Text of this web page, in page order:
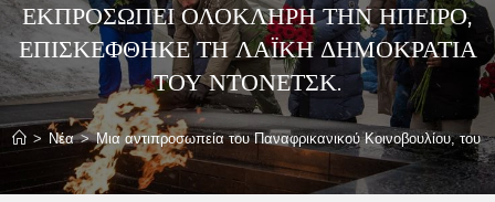
ΕΚΠΡΟΣΩΠΕΊ ΟΛΌΚΛΗΡΗ ΤΗΝ ΉΠΕΙΡΟ,
ΕΠΙΣΚΈΦΘΗΚΕ ΤΗ ΛΑΪΚΉ ΔΗΜΟΚΡΑΤΊΑ
ΤΟΥ ΝΤΟΝΈΤΣΚ.
> Νέα > Μια αντιπροσωπεία του Παναφρικανικού Κοινοβουλίου, του